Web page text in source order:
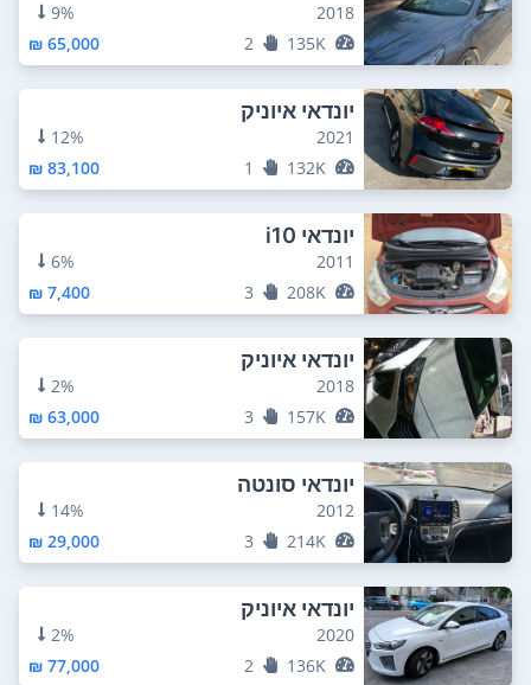
2018
9%
135K
2
65,000 ₪
יונדאי איוניק
2021
12%
132K
1
83,100 ₪
יונדאי i10
2011
6%
208K
3
7,400 ₪
יונדאי איוניק
2018
2%
157K
3
63,000 ₪
יונדאי סונטה
2012
14%
214K
3
29,000 ₪
יונדאי איוניק
2020
2%
136K
2
77,000 ₪